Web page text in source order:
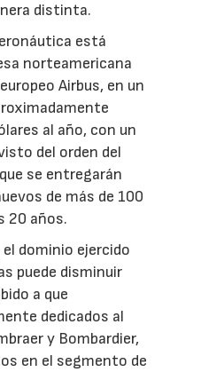
distinta.
está
norteamericana
Airbus, en un
al año, con un
del orden del
se entregarán
de más de 100
20 años.
dominio ejercido
puede disminuir
a que
dedicados al
y Bombardier,
en el segmento de